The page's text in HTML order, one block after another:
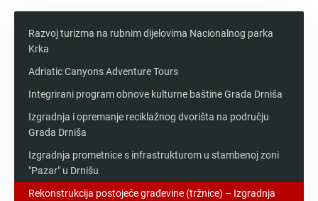
Razvoj turizma na rubnim dijelovima Nacionalnog parka
Krka
Adriatic Canyons Adventure Tours
Integrirani program obnove kulturne baštine Grada Drniša
Izgradnja i opremanje reciklažnog dvorišta na području
Grada Drniša
Izgradnja prometnice s infrastrukturom u stambenoj zoni
"Pazar" u Drnišu
Rekonstrukcija postojeće građevine (tržnice) – Izgradnja